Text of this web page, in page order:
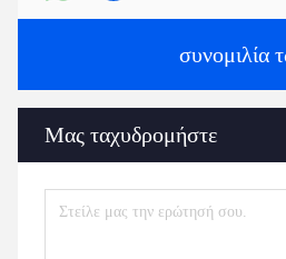
συνομιλία
Μας ταχυδρομήστε